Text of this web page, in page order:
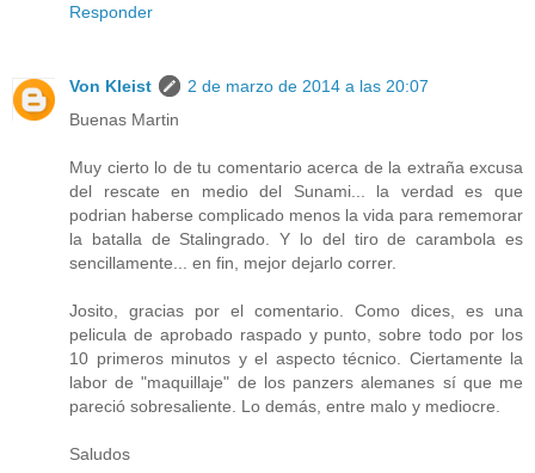
Responder
Von Kleist
2 de marzo de 2014 a las 20:07
Buenas Martin
Muy cierto lo de tu comentario acerca de la extraña excusa
del rescate en medio del Sunami... la verdad es que
podrian haberse complicado menos la vida para rememorar
la batalla de Stalingrado. Y lo del tiro de carambola es
sencillamente... en fin, mejor dejarlo correr.
Josito, gracias por el comentario. Como dices, es una
pelicula de aprobado raspado y punto, sobre todo por los
10 primeros minutos y el aspecto técnico. Ciertamente la
labor de "maquillaje" de los panzers alemanes sí que me
pareció sobresaliente. Lo demás, entre malo y mediocre.
Saludos